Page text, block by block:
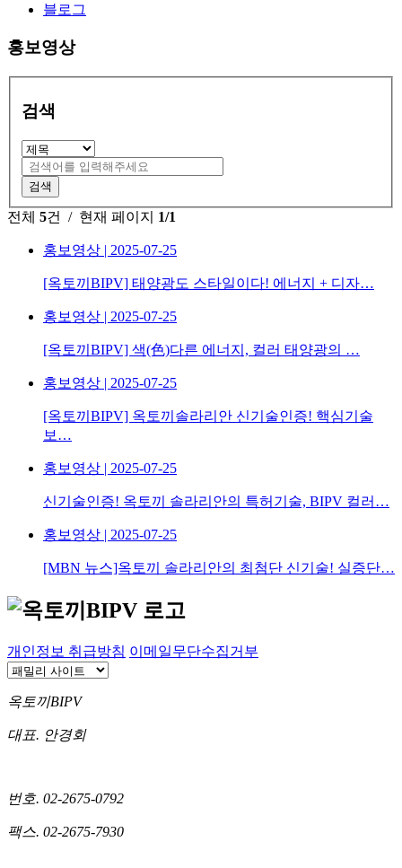
블로그
홍보영상
검색
검색
전체 5건 / 현재 페이지 1/1
홍보영상 | 2025-07-25
[옥토끼BIPV] 태양광도 스타일이다! 에너지 + 디자…
홍보영상 | 2025-07-25
[옥토끼BIPV] 색(色)다른 에너지, 컬러 태양광의 …
홍보영상 | 2025-07-25
[옥토끼BIPV] 옥토끼솔라리안 신기술인증! 핵심기술
보…
홍보영상 | 2025-07-25
신기술인증! 옥토끼 솔라리안의 특허기술, BIPV 컬러…
홍보영상 | 2025-07-25
[MBN 뉴스]옥토끼 솔라리안의 최첨단 신기술! 실증단…
개인정보 취급방침 이메일무단수집거부
옥토끼BIPV
대표. 안경회
번호. 02-2675-0792
팩스. 02-2675-7930